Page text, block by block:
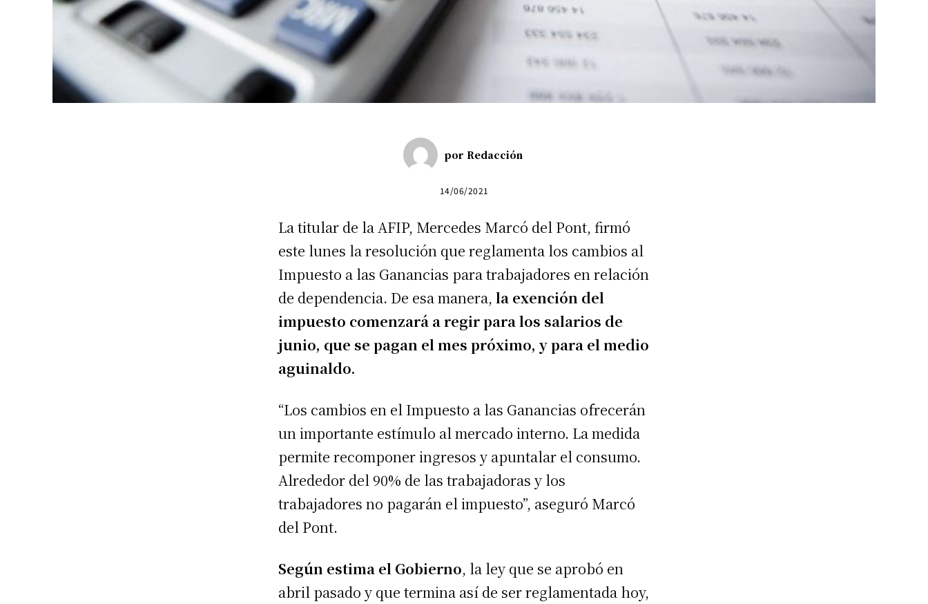
por Redacción
14/06/2021
La titular de la AFIP, Mercedes Marcó del Pont, firmó
este lunes la resolución que reglamenta los cambios al
Impuesto a las Ganancias para trabajadores en relación
de dependencia. De esa manera,la exención del
impuesto comenzará a regir para los salarios de
junio, que se pagan el mes próximo, y para el medio
aguinaldo.
“Los cambios en el Impuesto a las Ganancias ofrecerán
un importante estímulo al mercado interno. La medida
permite recomponer ingresos y apuntalar el consumo.
Alrededor del 90% de las trabajadoras y los
trabajadores no pagarán el impuesto”, aseguró Marcó
del Pont.
Según estima el Gobierno, la ley que se aprobó en
abril pasado y que termina así de ser reglamentada hoy,